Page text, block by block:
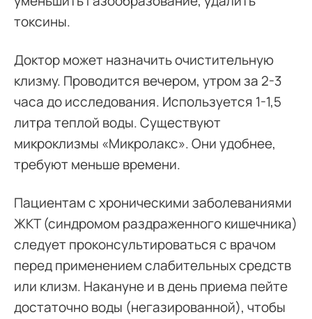
токсины.
Доктор может назначить очистительную
клизму. Проводится вечером, утром за 2-3
часа до исследования. Используется 1-1,5
литра теплой воды. Существуют
микроклизмы «Микролакс». Они удобнее,
требуют меньше времени.
Пациентам с хроническими заболеваниями
ЖКТ (синдромом раздраженного кишечника)
следует проконсультироваться с врачом
перед применением слабительных средств
или клизм. Накануне и в день приема пейте
достаточно воды (негазированной), чтобы